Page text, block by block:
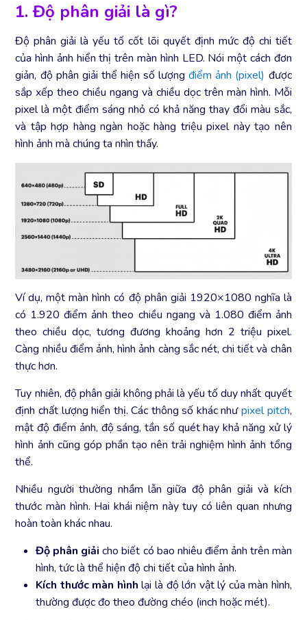
1. Độ phân giải là gì?
Độ phân giải là yếu tố cốt lõi quyết định mức độ chi tiết
của hình ảnh hiển thị trên màn hình LED. Nói một cách đơn
giản, độ phân giải thể hiện số lượngđiểm ảnh (pixel) được
sắp xếp theo chiều ngang và chiều dọc trên màn hình. Mỗi
pixel là một điểm sáng nhỏ có khả năng thay đổi màu sắc,
và tập hợp hàng ngàn hoặc hàng triệu pixel này tạo nên
hình ảnh mà chúng ta nhìn thấy.
Ví dụ, một màn hình có độ phân giải 1920×1080 nghĩa là
có 1.920 điểm ảnh theo chiều ngang và 1.080 điểm ảnh
theo chiều dọc, tương đương khoảng hơn 2 triệu pixel.
Càng nhiều điểm ảnh, hình ảnh càng sắc nét, chi tiết và chân
thực hơn.
Tuy nhiên, độ phân giải không phải là yếu tố duy nhất quyết
định chất lượng hiển thị. Các thông số khác nhưpixel pitch,
mật độ điểm ảnh, độ sáng, tần số quét hay khả năng xử lý
hình ảnh cũng góp phần tạo nên trải nghiệm hình ảnh tổng
thể.
Nhiều người thường nhầm lẫn giữa độ phân giải và kích
thước màn hình. Hai khái niệm này tuy có liên quan nhưng
hoàn toàn khác nhau.
Độ phân giải cho biết có bao nhiêu điểm ảnh trên màn
hình, tức là thể hiện độ chi tiết của hình ảnh.
Kích thước màn hình lại là độ lớn vật lý của màn hình,
thường được đo theo đường chéo (inch hoặc mét).